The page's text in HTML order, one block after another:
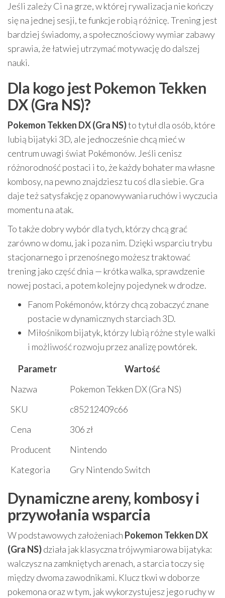
Jeśli zależy Ci na grze, w której rywalizacja nie kończy
się na jednej sesji, te funkcje robią różnicę. Trening jest
bardziej świadomy, a społecznościowy wymiar zabawy
sprawia, że łatwiej utrzymać motywację do dalszej
nauki.
Dla kogo jest Pokemon Tekken
DX (Gra NS)?
Pokemon Tekken DX (Gra NS)to tytuł dla osób, które
lubią bijatyki 3D, ale jednocześnie chcą mieć w
centrum uwagi świat Pokémonów. Jeśli cenisz
różnorodność postaci i to, że każdy bohater ma własne
kombosy, na pewno znajdziesz tu coś dla siebie. Gra
daje też satysfakcję z opanowywania ruchów i wyczucia
momentu na atak.
To także dobry wybór dla tych, którzy chcą grać
zarówno w domu, jak i poza nim. Dzięki wsparciu trybu
stacjonarnego i przenośnego możesz traktować
trening jako część dnia — krótka walka, sprawdzenie
nowej postaci, a potem kolejny pojedynek w drodze.
Fanom Pokémonów, którzy chcą zobaczyć znane
postacie w dynamicznych starciach 3D.
Miłośnikom bijatyk, którzy lubią różne style walki
i możliwość rozwoju przez analizę powtórek.
Parametr
Wartość
Nazwa
Pokemon Tekken DX (Gra NS)
SKU
c85212409c66
Cena
306 zł
Producent
Nintendo
Kategoria
Gry Nintendo Switch
Dynamiczne areny, kombosy i
przywołania wsparcia
W podstawowych założeniach Pokemon Tekken DX
(Gra NS)działa jak klasyczna trójwymiarowa bijatyka:
walczysz na zamkniętych arenach, a starcia toczy się
między dwoma zawodnikami. Klucz tkwi w doborze
pokemona oraz w tym, jak wykorzystujesz jego ruchy w